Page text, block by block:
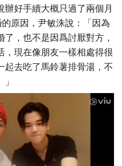
好手續大概只過了兩個月
原因，尹敏洙說：「因為
，也不是因爲討厭對方，
，現在像朋友一樣相處得很
起去吃了馬鈴薯排骨湯，不